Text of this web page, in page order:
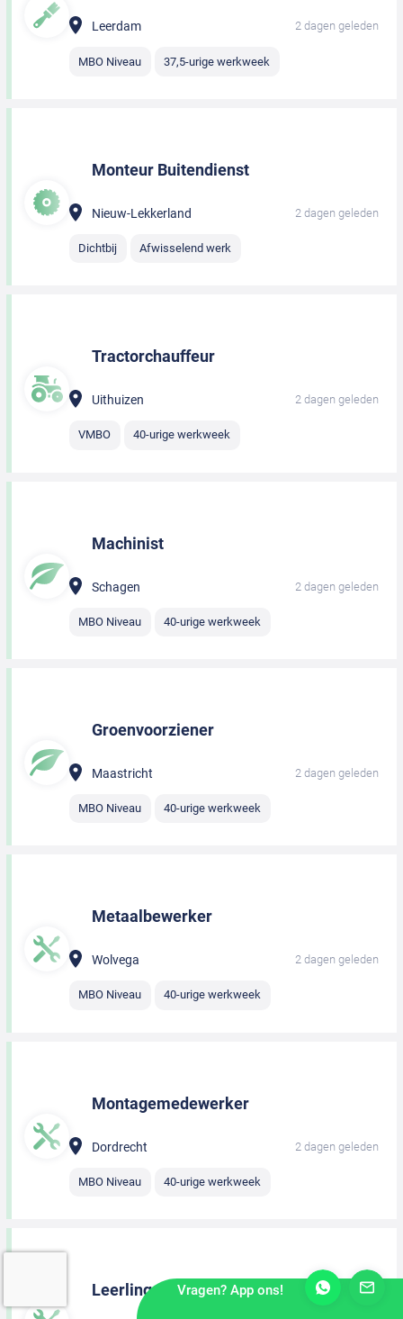
Leerdam 2 dagen geleden
MBO Niveau 37,5-urige werkweek
Monteur Buitendienst
Nieuw-Lekkerland 2 dagen geleden
Dichtbij Afwisselend werk
Tractorchauffeur
Uithuizen 2 dagen geleden
VMBO 40-urige werkweek
Machinist
Schagen 2 dagen geleden
MBO Niveau 40-urige werkweek
Groenvoorziener
Maastricht 2 dagen geleden
MBO Niveau 40-urige werkweek
Metaalbewerker
Wolvega 2 dagen geleden
MBO Niveau 40-urige werkweek
Montagemedewerker
Dordrecht 2 dagen geleden
MBO Niveau 40-urige werkweek
Leerling monteurVragen? App ons!